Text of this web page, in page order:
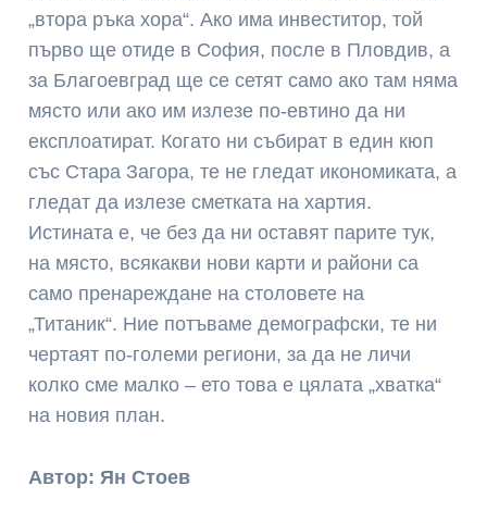
„втора ръка хора“. Ако има инвеститор, той
първо ще отиде в София, после в Пловдив, а
за Благоевград ще се сетят само ако там няма
място или ако им излезе по-евтино да ни
експлоатират. Когато ни събират в един кюп
със Стара Загора, те не гледат икономиката, а
гледат да излезе сметката на хартия.
Истината е, че без да ни оставят парите тук,
на място, всякакви нови карти и райони са
само пренареждане на столовете на
„Титаник“. Ние потъваме демографски, те ни
чертаят по-големи региони, за да не личи
колко сме малко – ето това е цялата „хватка“
на новия план.
Автор: Ян Стоев